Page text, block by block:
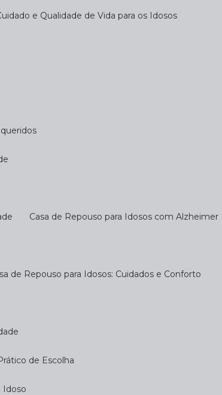
e Qualidade de Vida para os Idosos
Casa de Repouso para Idosos com Alzheimer
de Repouso para Idosos: Cuidados e Conforto
de Escolha
Idoso